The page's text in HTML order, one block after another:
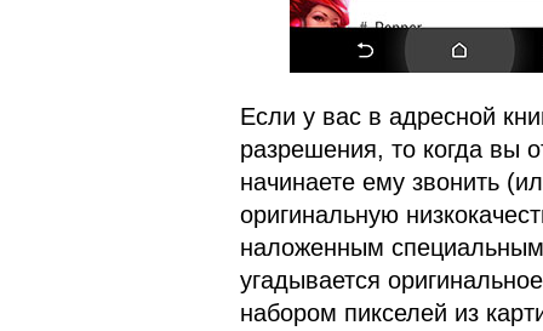
Если у вас в адресной
разрешения, то когда вы
начинаете ему звонить
оригинальную
наложенным
угадывается
набором пикселей из